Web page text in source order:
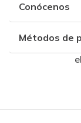
Conócenos
Métodos de